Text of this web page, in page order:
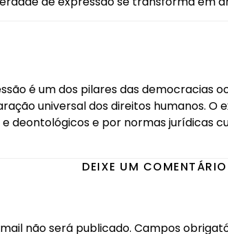
é um dos pilares das democracias
universal dos direitos humanos. O
deontológicos e por normas jurídicas
DEIXE UM COMENTÁRIO
não será publicado. Campos